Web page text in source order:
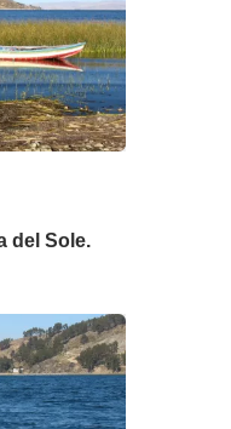
del Sole.